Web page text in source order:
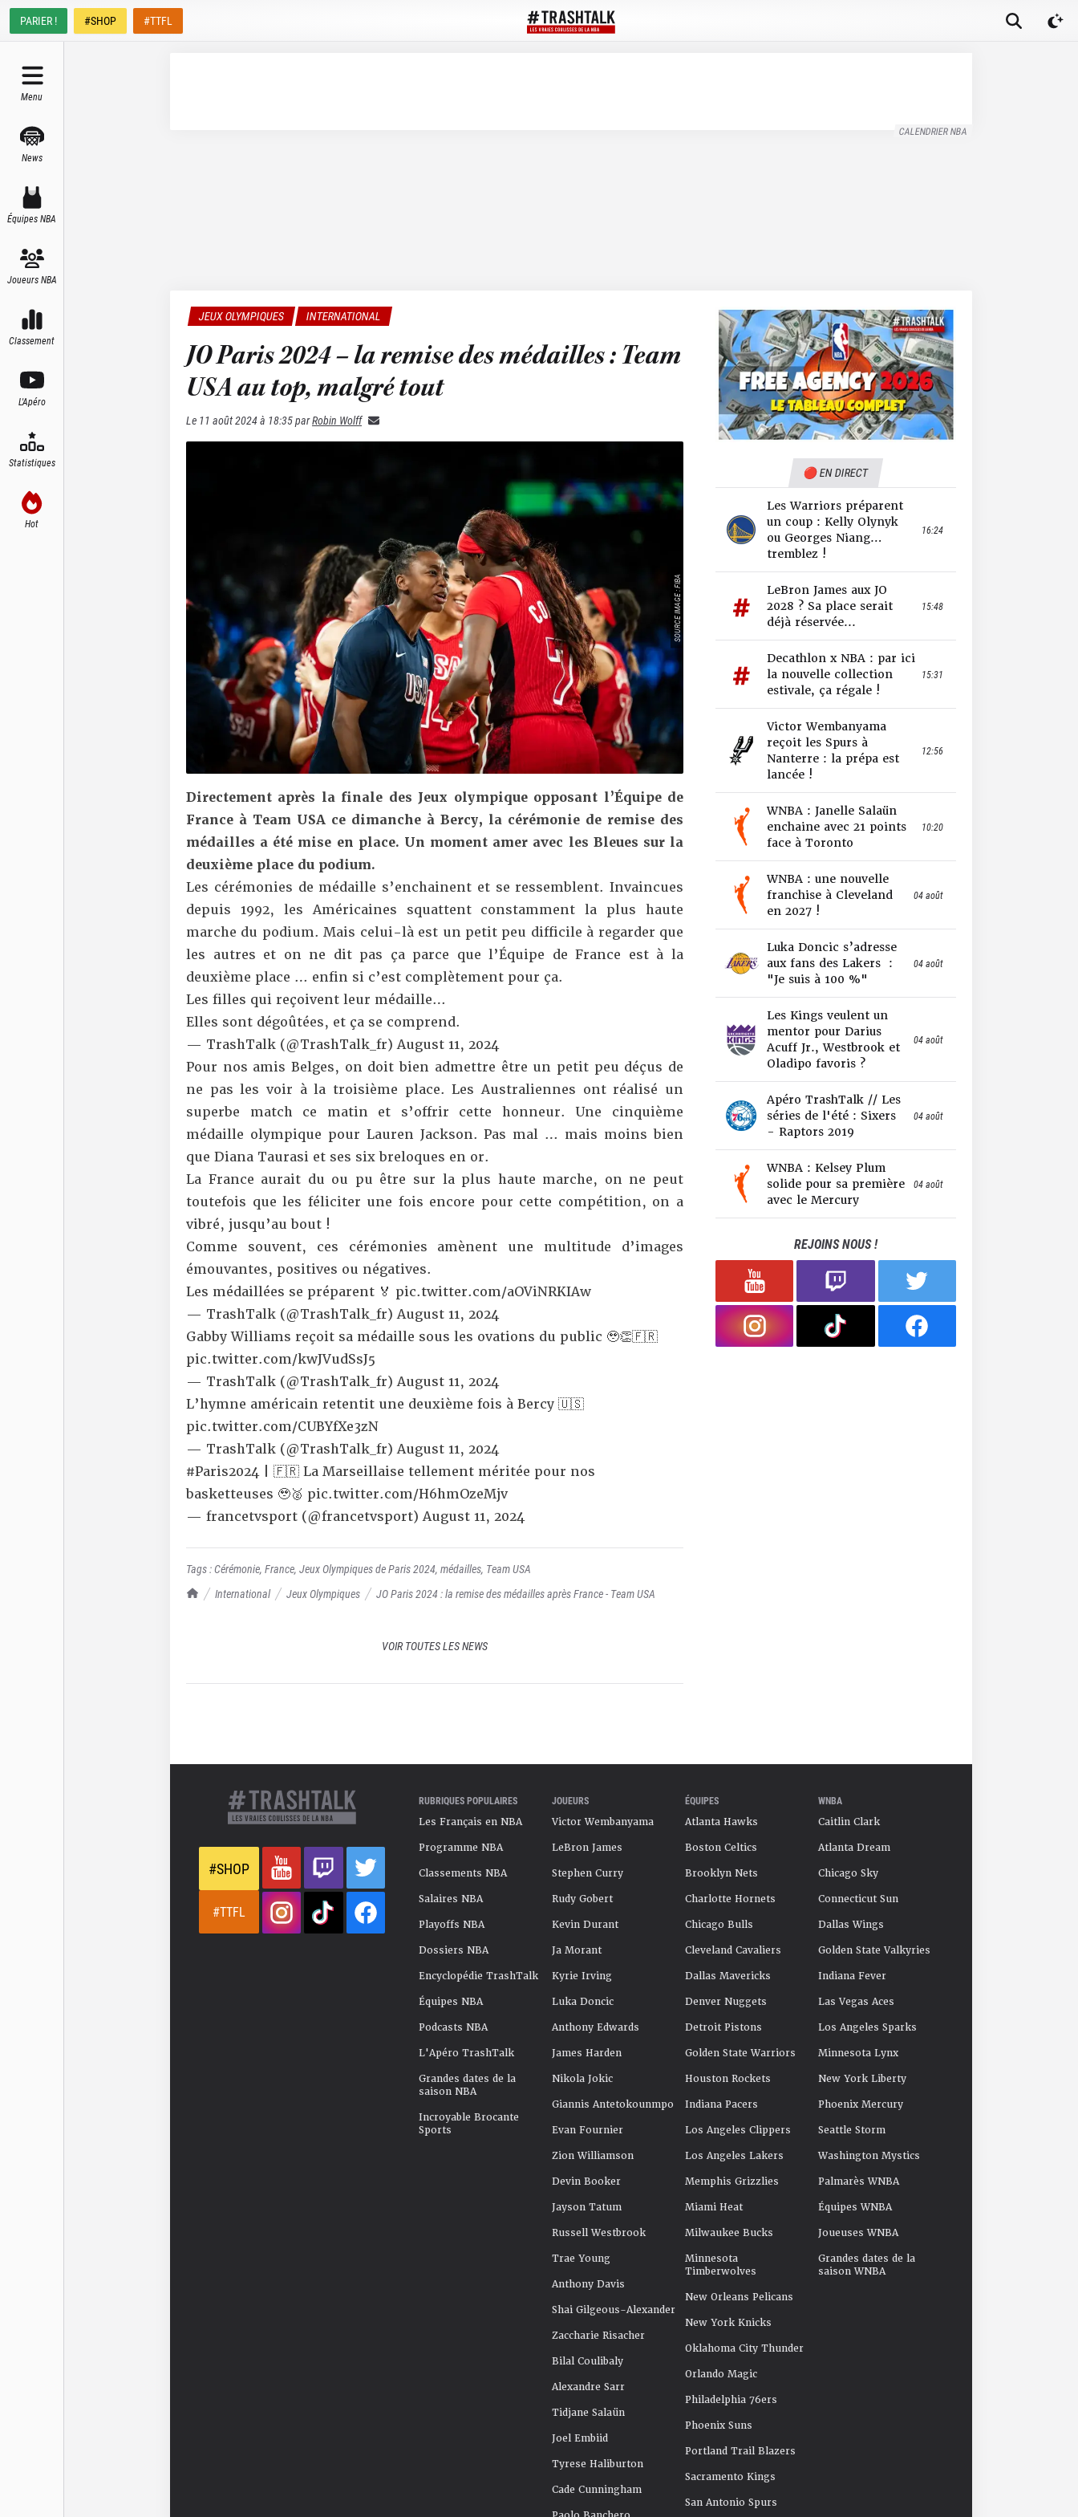
PARIER ! #SHOP #TTFL
Menu
News
Équipes NBA
Joueurs NBA
Classement
L'Apéro
Statistiques
Hot
CALENDRIER NBA
TrashTalk Actu NBA
International Jeux Olympiques JO Paris 2024 : la remise des médailles après France - Team USA
JEUX OLYMPIQUES INTERNATIONAL
JO Paris 2024 – la remise des médailles : Team
USA au top, malgré tout
Le 11 août 2024 à 18:35parRobin Wolff
SOURCE IMAGE : FIBA
Directement après la finale des Jeux olympique opposant l’Équipe de
France à Team USA ce dimanche à Bercy, la cérémonie de remise des
médailles a été mise en place. Un moment amer avec les Bleues sur la
deuxième place du podium.
Les cérémonies de médaille s’enchainent et se ressemblent. Invaincues
depuis 1992, les Américaines squattent constamment la plus haute
marche du podium. Mais celui-là est un petit peu difficile à regarder que
les autres et on ne dit pas ça parce que l’Équipe de France est à la
deuxième place … enfin si c’est complètement pour ça.
Les filles qui reçoivent leur médaille…
Elles sont dégoûtées, et ça se comprend.
— TrashTalk (@TrashTalk_fr)August 11, 2024
Pour nos amis Belges, on doit bien admettre être un petit peu déçus de
ne pas les voir à la troisième place. Les Australiennes ont réalisé un
superbe match ce matin et s’offrir cette honneur. Une cinquième
médaille olympique pour Lauren Jackson. Pas mal … mais moins bien
que Diana Taurasi et ses six breloques en or.
La France aurait du ou pu être sur la plus haute marche, on ne peut
toutefois que les féliciter une fois encore pour cette compétition, on a
vibré, jusqu’au bout !
Comme souvent, ces cérémonies amènent une multitude d’images
émouvantes, positives ou négatives.
Les médaillées se préparent 🏅 pic.twitter.com/aOViNRKIAw
— TrashTalk (@TrashTalk_fr)August 11, 2024
Gabby Williams reçoit sa médaille sous les ovations du public 🥹👏🇫🇷
pic.twitter.com/kwJVudSsJ5
— TrashTalk (@TrashTalk_fr)August 11, 2024
L’hymne américain retentit une deuxième fois à Bercy 🇺🇸
pic.twitter.com/CUBYfXe3zN
— TrashTalk (@TrashTalk_fr)August 11, 2024
#Paris2024| 🇫🇷 La Marseillaise tellement méritée pour nos
basketteuses 🥹🥈 pic.twitter.com/H6hmOzeMjv
— francetvsport (@francetvsport)August 11, 2024
Tags :Cérémonie, France, Jeux Olympiques de Paris 2024, médailles, Team USA
VOIR TOUTES LES NEWS
🔴 EN DIRECT
Les Warriors préparent
un coup : Kelly Olynyk
ou Georges Niang…
tremblez !
16:24
LeBron James aux JO
2028 ? Sa place serait
déjà réservée...
15:48
Decathlon x NBA : par ici
la nouvelle collection
estivale, ça régale !
15:31
Victor Wembanyama
reçoit les Spurs à
Nanterre : la prépa est
lancée !
12:56
WNBA : Janelle Salaün
enchaine avec 21 points
face à Toronto
10:20
WNBA : une nouvelle
franchise à Cleveland
en 2027 !
04 août
Luka Doncic s’adresse
aux fans des Lakers :
"Je suis à 100 %"
04 août
Les Kings veulent un
mentor pour Darius
Acuff Jr., Westbrook et
Oladipo favoris ?
04 août
Apéro TrashTalk // Les
séries de l'été : Sixers
- Raptors 2019
04 août
WNBA : Kelsey Plum
solide pour sa première
avec le Mercury
04 août
REJOINS NOUS !
#SHOP
#TTFL
RUBRIQUES POPULAIRES
Les Français en NBA
Programme NBA
Classements NBA
Salaires NBA
Playoffs NBA
Dossiers NBA
Encyclopédie TrashTalk
Équipes NBA
Podcasts NBA
L'Apéro TrashTalk
Grandes dates de la
saison NBA
Incroyable Brocante
Sports
JOUEURS
Victor Wembanyama
LeBron James
Stephen Curry
Rudy Gobert
Kevin Durant
Ja Morant
Kyrie Irving
Luka Doncic
Anthony Edwards
James Harden
Nikola Jokic
Giannis Antetokounmpo
Evan Fournier
Zion Williamson
Devin Booker
Jayson Tatum
Russell Westbrook
Trae Young
Anthony Davis
Shai Gilgeous-Alexander
Zaccharie Risacher
Bilal Coulibaly
Alexandre Sarr
Tidjane Salaün
Joel Embiid
Tyrese Haliburton
Cade Cunningham
ÉQUIPES
Atlanta Hawks
Boston Celtics
Brooklyn Nets
Charlotte Hornets
Chicago Bulls
Cleveland Cavaliers
Dallas Mavericks
Denver Nuggets
Detroit Pistons
Golden State Warriors
Houston Rockets
Indiana Pacers
Los Angeles Clippers
Los Angeles Lakers
Memphis Grizzlies
Miami Heat
Milwaukee Bucks
Minnesota
Timberwolves
New Orleans Pelicans
New York Knicks
Oklahoma City Thunder
Orlando Magic
Philadelphia 76ers
Phoenix Suns
Portland Trail Blazers
Sacramento Kings
San Antonio Spurs
WNBA
Caitlin Clark
Atlanta Dream
Chicago Sky
Connecticut Sun
Dallas Wings
Golden State Valkyries
Indiana Fever
Las Vegas Aces
Los Angeles Sparks
Minnesota Lynx
New York Liberty
Phoenix Mercury
Seattle Storm
Washington Mystics
Palmarès WNBA
Équipes WNBA
Joueuses WNBA
Grandes dates de la
saison WNBA